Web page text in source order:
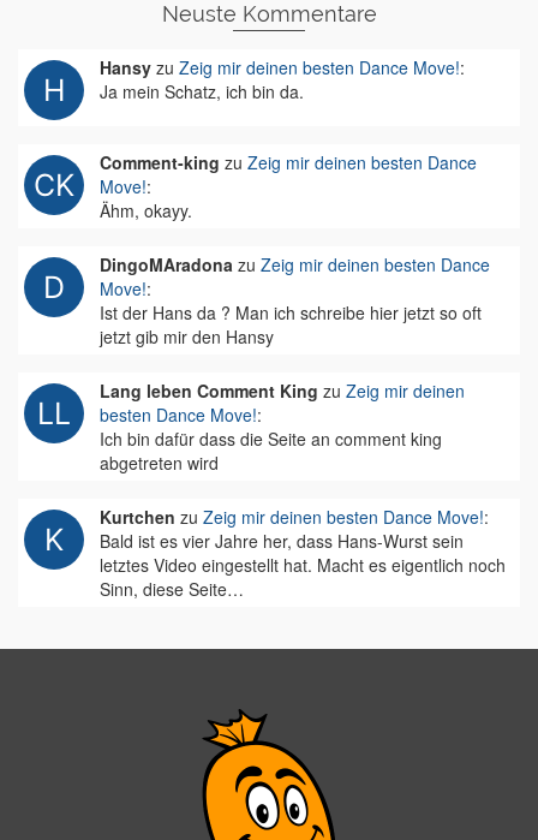
Neuste Kommentare
Hansy zu Zeig mir deinen besten Dance Move!:
Ja mein Schatz, ich bin da.
Comment-king zu Zeig mir deinen besten Dance
Move!:
Ähm, okayy.
DingoMAradona zu Zeig mir deinen besten Dance
Move!:
Ist der Hans da ? Man ich schreibe hier jetzt so oft
jetzt gib mir den Hansy
Lang leben Comment King zu Zeig mir deinen
besten Dance Move!:
Ich bin dafür dass die Seite an comment king
abgetreten wird
Kurtchen zu Zeig mir deinen besten Dance Move!:
Bald ist es vier Jahre her, dass Hans-Wurst sein
letztes Video eingestellt hat. Macht es eigentlich noch
Sinn, diese Seite…